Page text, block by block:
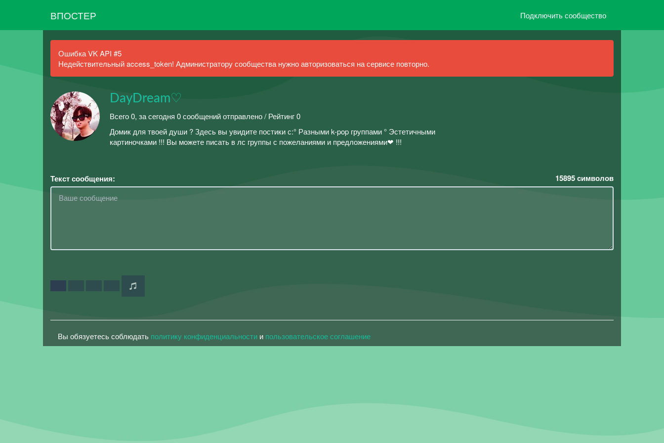
ВПОСТЕР Подключить сообщество
Ошибка VK API #5
Недействительный access_token! Администратору сообщества нужно авторизоваться на сервисе повторно.
DayDream♡
Всего 0, за сегодня 0 сообщений отправлено / Рейтинг 0
Домик для твоей души ? Здесь вы увидите постики с:° Разными k-pop группами ° Эстетичными
картиночками !!! Вы можете писать в лс группы с пожеланиями и предложениями❤ !!!
Текст сообщения: 15895символов
Вы обязуетесь соблюдать политику конфиденциальности и пользовательское соглашение